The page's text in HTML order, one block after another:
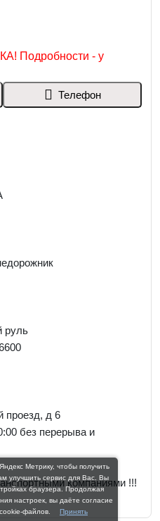
Подробности - у
Телефон
руль
проезд, д 6
без перерыва и
компаниями !!!
Метрику, чтобы получить
улучшить сервис для Вас. Вы
браузера. Продолжая
настроек, вы даёте согласие
файлов.
Принять